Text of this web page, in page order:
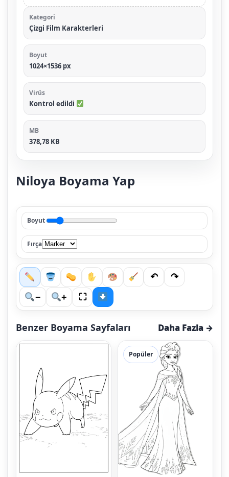
Kategori
Çizgi Film Karakterleri
Boyut
1024×1536 px
Virüs
Kontrol edildi
MB
378,78 KB
Niloya Boyama Yap
↶
↷
−
+ ⛶
Boyut
Fırça
Benzer Boyama Sayfaları Daha Fazla →
Popüler